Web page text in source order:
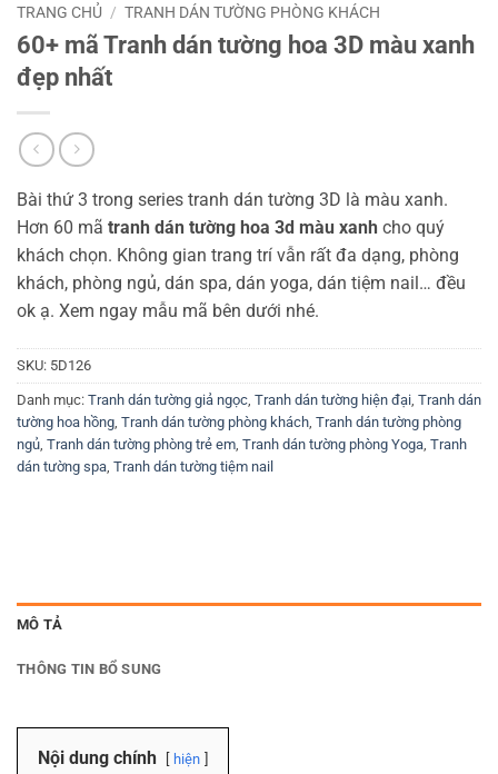
TRANG CHỦ / TRANH DÁN TƯỜNG PHÒNG KHÁCH
60+ mã Tranh dán tường hoa 3D màu xanh
đẹp nhất
Bài thứ 3 trong series tranh dán tường 3D là màu xanh.
Hơn 60 mã tranh dán tường hoa 3d màu xanh cho quý
khách chọn. Không gian trang trí vẫn rất đa dạng, phòng
khách, phòng ngủ, dán spa, dán yoga, dán tiệm nail… đều
ok ạ. Xem ngay mẫu mã bên dưới nhé.
SKU: 5D126
Danh mục: Tranh dán tường giả ngọc Tranh dán tường hiện đại Tranh dán
tường hoa hồng Tranh dán tường phòng khách Tranh dán tường phòng
ngủ Tranh dán tường phòng trẻ em Tranh dán tường phòng Yoga Tranh
dán tường spa Tranh dán tường tiệm nail
MÔ TẢ
THÔNG TIN BỔ SUNG
Nội dung chính hiện